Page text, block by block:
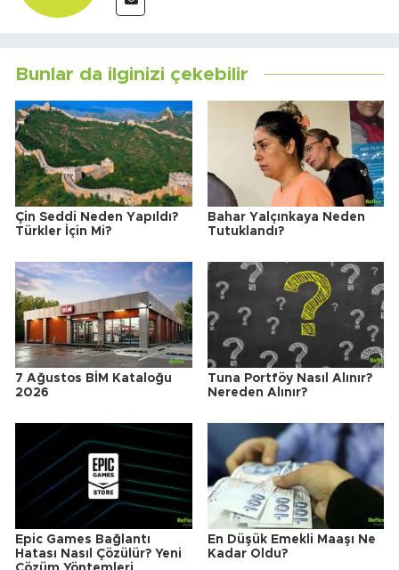
Bunlar da ilginizi çekebilir
Çin Seddi Neden Yapıldı?
Türkler İçin Mi?
Bahar Yalçınkaya Neden
Tutuklandı?
7 Ağustos BİM Kataloğu
2026
Tuna Portföy Nasıl Alınır?
Nereden Alınır?
Epic Games Bağlantı
Hatası Nasıl Çözülür? Yeni
En Düşük Emekli Maaşı Ne
Kadar Oldu?